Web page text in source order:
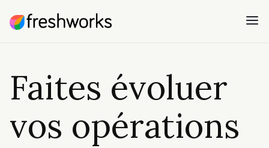
Faites évoluer
vos opérations